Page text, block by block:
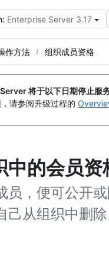
Enterprise Server 3.17
作方法 组织成员资格
将于以下日期停止服
请参阅升级过程的
中的会员资
员，便可公开
从组织中删除